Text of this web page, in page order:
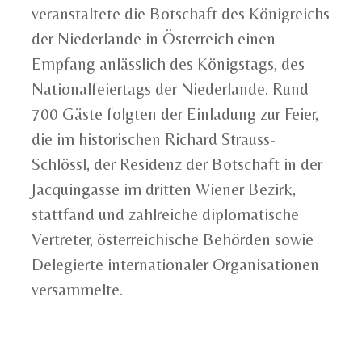
veranstaltete die Botschaft des Königreichs
der Niederlande in Österreich einen
Empfang anlässlich des Königstags, des
Nationalfeiertags der Niederlande. Rund
700 Gäste folgten der Einladung zur Feier,
die im historischen Richard Strauss-
Schlössl, der Residenz der Botschaft in der
Jacquingasse im dritten Wiener Bezirk,
stattfand und zahlreiche diplomatische
Vertreter, österreichische Behörden sowie
Delegierte internationaler Organisationen
versammelte.